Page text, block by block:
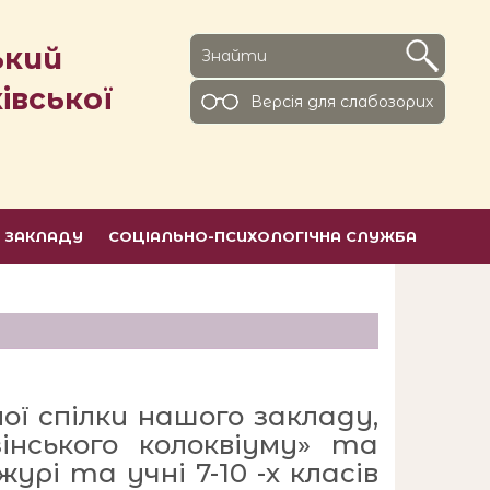
Версiя для слабозорих
ЗАКЛАДУ СОЦІАЛЬНО-ПСИХОЛОГІЧНА СЛУЖБА
спілки нашого закладу,
колоквіуму» та
та учні 7-10 -х класів